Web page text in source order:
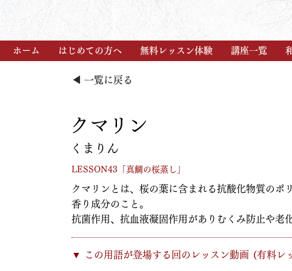
ホーム はじめての方へ 無料レッスン体験 講座一覧
◀ 一覧に戻る
クマリン
くまりん
LESSON43「真鯛の桜蒸し」
クマリンとは、桜の葉に含まれる抗酸化物質のポ
香り成分のこと。
抗菌作用、抗血液凝固作用がありむくみ防止や老
​▼ この用語が登場する回のレッスン動画 ​(有料レ